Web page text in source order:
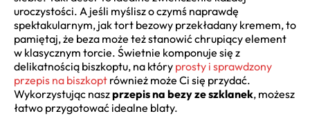
uroczystości. A jeśli myślisz o czymś naprawdę
spektakularnym, jak tort bezowy przekładany kremem, to
pamiętaj, że beza może też stanowić chrupiący element
w klasycznym torcie. Świetnie komponuje się z
delikatnością biszkoptu, na który prosty i sprawdzony
przepis na biszkopt również może Ci się przydać.
Wykorzystując naszprzepis na bezy ze szklanek, możesz
łatwo przygotować idealne blaty.